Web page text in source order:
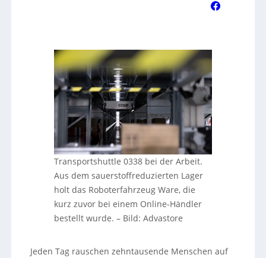
Transportshuttle 0338 bei der Arbeit.
Aus dem sauerstoffreduzierten Lager
holt das Roboterfahrzeug Ware, die
kurz zuvor bei einem Online-Händler
bestellt wurde. – Bild: Advastore
Jeden Tag rauschen zehntausende Menschen auf